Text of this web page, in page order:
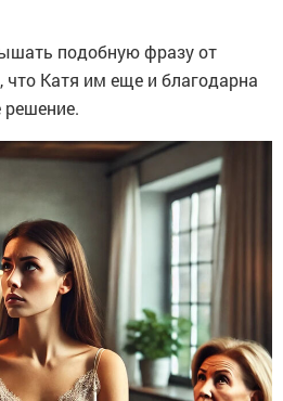
подобную фразу от
что Катя им еще и благодарна